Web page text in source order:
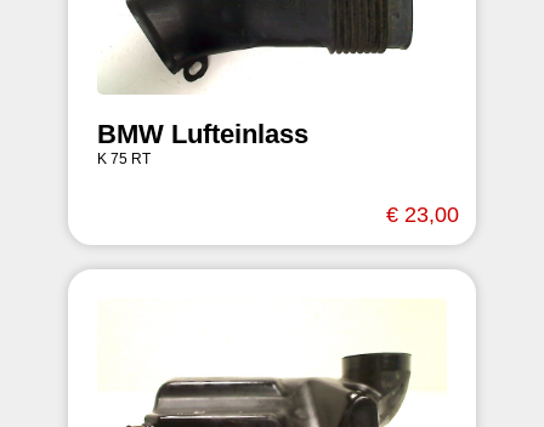
BMW Lufteinlass
K 75 RT
€ 23,00